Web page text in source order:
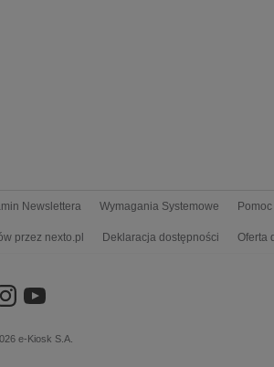
Newslettera Wymagania Systemowe Pomoc
przez nexto.pl Deklaracja dostępności Oferta
e-Kiosk S.A.